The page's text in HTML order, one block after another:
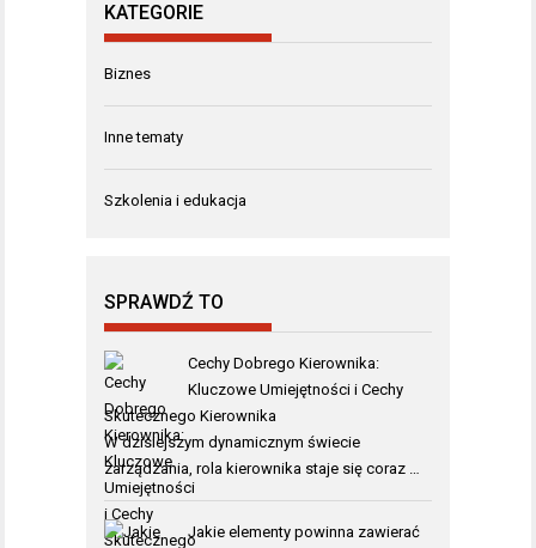
KATEGORIE
Biznes
Inne tematy
Szkolenia i edukacja
SPRAWDŹ TO
Cechy Dobrego Kierownika:
Kluczowe Umiejętności i Cechy
Skutecznego Kierownika
W dzisiejszym dynamicznym świecie
zarządzania, rola kierownika staje się coraz …
Jakie elementy powinna zawierać